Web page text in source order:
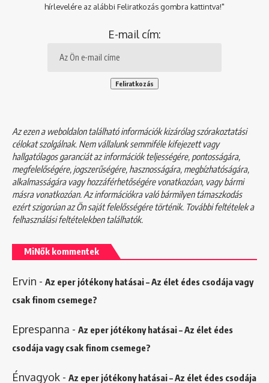
hírlevelére az alábbi Feliratkozás gombra kattintva!"
E-mail cím:
Az ezen a weboldalon található információk kizárólag szórakoztatási
célokat szolgálnak. Nem vállalunk semmiféle kifejezett vagy
hallgatólagos garanciát az információk teljességére, pontosságára,
megfelelőségére, jogszerűségére, hasznosságára, megbízhatóságára,
alkalmasságára vagy hozzáférhetőségére vonatkozóan, vagy bármi
másra vonatkozóan. Az információkra való bármilyen támaszkodás
ezért szigorúan az Ön saját felelősségére történik. További feltételek a
felhasználási feltételekbentalálhatók.
MiNők kommentek
Ervin - Az eper jótékony hatásai – Az élet édes csodája vagy
csak finom csemege?
Eprespanna - Az eper jótékony hatásai – Az élet édes
csodája vagy csak finom csemege?
Énvagyok - Az eper jótékony hatásai – Az élet édes csodája